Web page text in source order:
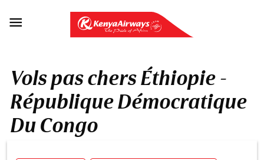

Vols pas chers Éthiopie -
République Démocratique
Du Congo